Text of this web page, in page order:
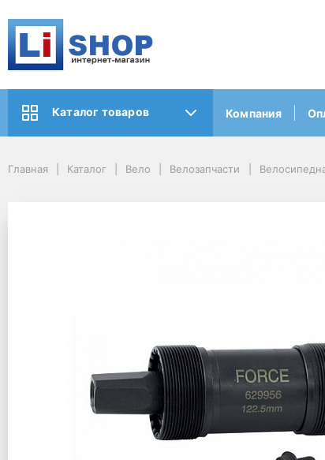
Каталог товаров Компания
Главная Каталог Вело Велозапчасти